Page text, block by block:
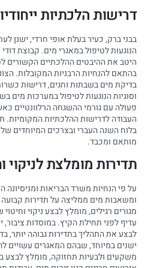
דרישות הלכתיות
בבני ברק, כעיר בעלת אופי חרדי, ישנן
הנוגעות לטיפול במאגרי מים. קבוצת
היטב את ההיבטים ההלכתיים הקשורים
בהתאם להנחיות הרבניות המקובלות.
בדיקת מים בשבתות וחגים, דרישות
וסוגיות הנוגעות לטיפול במערכות מים
פעולה עם גורמי ההשגחה הרלוונטיים
העבודה לדרישות ההלכתיות המקומיות.
בלוח השנה העברי ובצרכים המיוחדים
מותאם ומכבד.
תדירות מומלצת לניקוי
על פי הנחיות משרד הבריאות ומניסיונה
ומשאבות מים ממליצה על תדירות קבועה
מגורים רגילים, מומלץ לבצע ניקוי
עדיף לפני תחילת הקיץ. במוסדות ציבור,
לבצע את התהליך בתדירות גבוהה יותר,
ישנים במיוחד, שבהם המאגרים עשויים
משקעים ולבעיות תחזוקה, מומלץ לבצע